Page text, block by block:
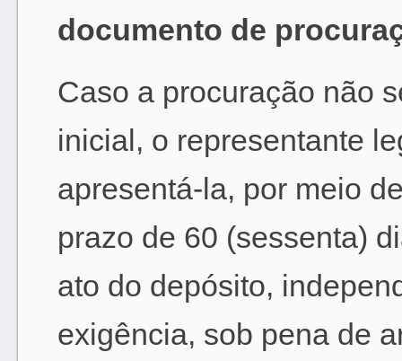
documento de
Caso a procuração não
inicial, o representante
apresentá-la, por meio
prazo de 60 (sessenta)
ato do depósito,
exigência, sob pena de